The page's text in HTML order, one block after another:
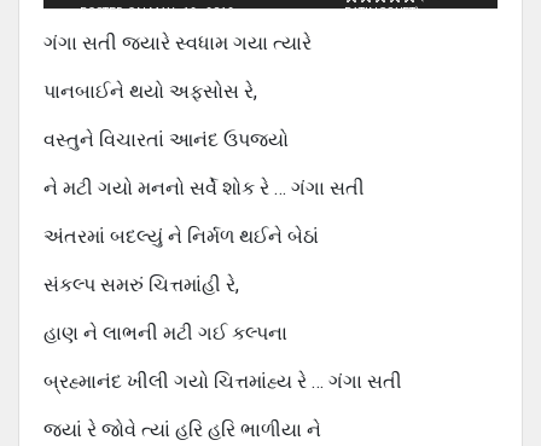
POSTED ON MAY - 12 - 2012
RATINGS YET)
ગંગા સતી જ્યારે સ્વધામ ગયા ત્યારે
પાનબાઈને થયો અફસોસ રે,
વસ્તુને વિચારતાં આનંદ ઉપજ્યો
ને મટી ગયો મનનો સર્વે શોક રે … ગંગા સતી
અંતરમાં બદલ્યું ને નિર્મળ થઈને બેઠાં
સંકલ્પ સમરું ચિત્તમાંહી રે,
હાણ ને લાભની મટી ગઈ કલ્પના
બ્રહ્માનંદ ખીલી ગયો ચિત્તમાંહ્ય રે … ગંગા સતી
જ્યાં રે જોવે ત્યાં હરિ હરિ ભાળીયા ને